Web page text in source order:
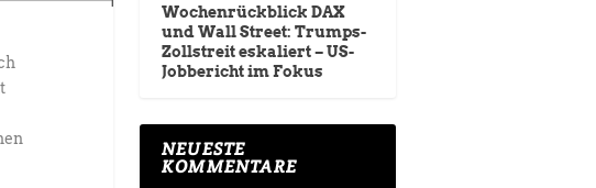
Wochenrückblick DAX
und Wall Street: Trumps-
Zollstreit eskaliert – US-
Jobbericht im Fokus
NEUESTE
KOMMENTARE